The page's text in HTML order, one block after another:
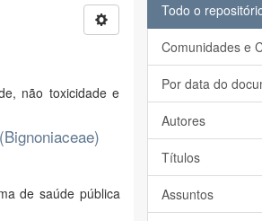
não toxicidade e
de saúde pública
Todo o
Comunidades e
Por data do
Autores
Títulos
Assuntos